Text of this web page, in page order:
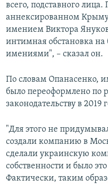
всего, подставного
аннексированном
имением Виктора
интимная обстановка на
имениями", – сказал он.
По словам Опанасенко,
было переоформлено по
законодательству в 2019
"Для этого не
создали компанию в
сделали украинскую
собственности и было
Фактически, таким